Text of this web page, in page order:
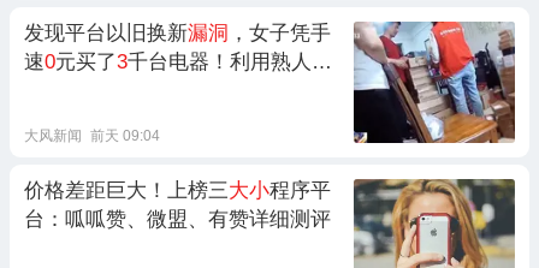
发现平台以旧换新漏洞 ，女子凭手
速0元买了3千台电器！利用熟人共
大风新闻 前天 09:04
价格差距巨大！上榜三大小程序平
台：呱呱赞、微盟、有赞详细测评